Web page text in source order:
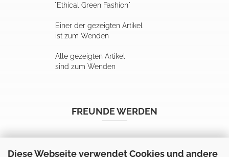
Diese Webseite verwendet Cookies und andere
"Ethical Green Fashion"
Einer der gezeigten Artikel
ist zum Wenden
Alle gezeigten Artikel
sind zum Wenden
FREUNDE WERDEN